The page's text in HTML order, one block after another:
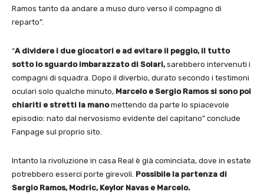
Ramos tanto da andare a muso duro verso il compagno di
reparto”.
“A dividere i due giocatori e ad evitare il peggio, il tutto
sotto lo sguardo imbarazzato di Solari,sarebbero intervenuti i
compagni di squadra. Dopo il diverbio, durato secondo i testimoni
oculari solo qualche minuto, Marcelo e Sergio Ramos si sono poi
chiariti e stretti la manomettendo da parte lo spiacevole
episodio: nato dal nervosismo evidente del capitano” conclude
Fanpage sul proprio sito.
Intanto la rivoluzione in casa Real è già cominciata, dove in estate
potrebbero esserci porte girevoli. Possibile la partenza di
Sergio Ramos, Modric, Keylor Navas e Marcelo.